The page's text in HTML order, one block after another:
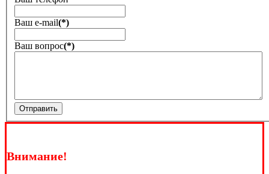
Ваш е-mail(*)
Ваш вопрос(*)
Отправить
Внимание!